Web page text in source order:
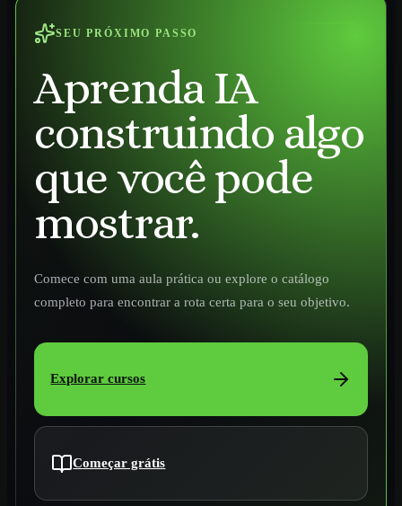
SEU PRÓXIMO PASSO
Aprenda IA
construindo algo
que você pode
mostrar.
Comece com uma aula prática ou explore o catálogo
completo para encontrar a rota certa para o seu objetivo.
Explorar cursos
Começar grátis